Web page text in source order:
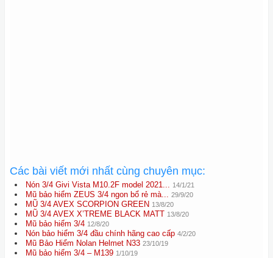
Các bài viết mới nhất cùng chuyên mục:
Nón 3/4 Givi Vista M10.2F model 2021... 14/1/21
Mũ bảo hiểm ZEUS 3/4 ngon bổ rẻ mà... 29/9/20
MŨ 3/4 AVEX SCORPION GREEN 13/8/20
MŨ 3/4 AVEX X’TREME BLACK MATT 13/8/20
Mũ bảo hiểm 3/4 12/8/20
Nón bảo hiểm 3/4 đầu chính hãng cao cấp 4/2/20
Mũ Bảo Hiểm Nolan Helmet N33 23/10/19
Mũ bảo hiểm 3/4 – M139 1/10/19